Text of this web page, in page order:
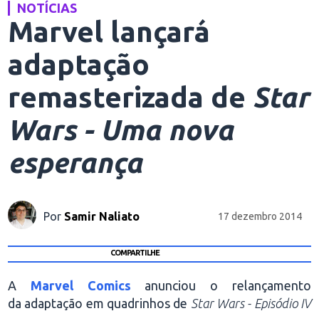
NOTÍCIAS
Marvel lançará
adaptação
remasterizada de Star
Wars - Uma nova
esperança
Por Samir Naliato 17 dezembro 2014
COMPARTILHE
A Marvel Comics anunciou o relançamento
da adaptação em quadrinhos de Star Wars - Episódio IV